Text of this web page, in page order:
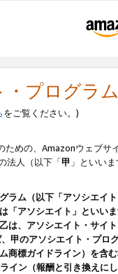
プログラ
をご覧ください。)
ための、Amazonウェブサ
法人（以下「甲 」といい
ラム（以下「アソシエイ
「アソシエイト」とい
は、アソシエイト・サイ
甲のアソシエイト・プ
商標ガイドライン）を
イン（報酬と引き換えに